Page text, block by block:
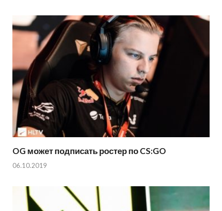
OG может подписать ростер по CS:GO
06.10.2019